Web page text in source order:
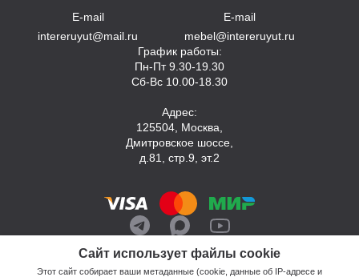
Сайт использует файлы cookie
Этот сайт собирает ваши метаданные (cookie, данные об IP-адресе и
E-mail
intereruyut@mail.ru
E-mail
mebel@intereruyut.ru
График работы:
Пн-Пт 9.30-19.30
Сб-Вс 10.00-18.30
Адрес:
125504, Москва,
Дмитровское шоссе,
д.81, стр.9, эт.2